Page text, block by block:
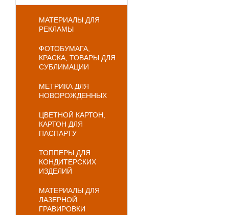
МАТЕРИАЛЫ ДЛЯ
РЕКЛАМЫ
ФОТОБУМАГА,
КРАСКА, ТОВАРЫ ДЛЯ
СУБЛИМАЦИИ
МЕТРИКА ДЛЯ
НОВОРОЖДЕННЫХ
ЦВЕТНОЙ КАРТОН,
КАРТОН ДЛЯ
ПАСПАРТУ
ТОППЕРЫ ДЛЯ
КОНДИТЕРСКИХ
ИЗДЕЛИЙ
МАТЕРИАЛЫ ДЛЯ
ЛАЗЕРНОЙ
ГРАВИРОВКИ